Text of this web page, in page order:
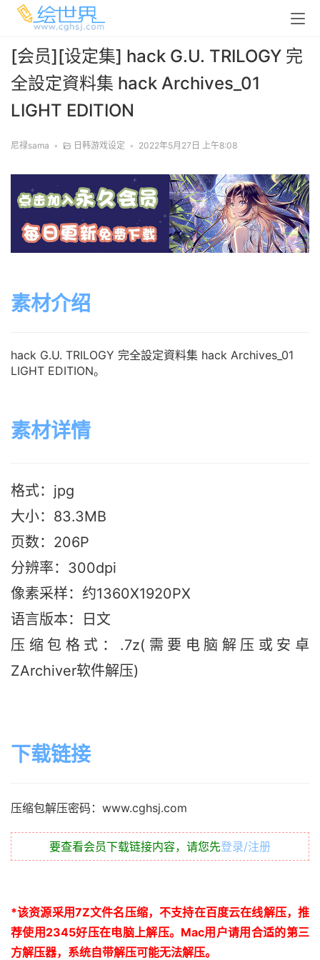
[会员][设定集] hack G.U. TRILOGY 完
全設定資料集 hack Archives_01
LIGHT EDITION
尼禄sama • 日韩游戏设定 • 2022年5月27日 上午8:08
素材介绍
hack G.U. TRILOGY 完全設定資料集 hack Archives_01
LIGHT EDITION。
素材详情
格式：jpg
大小：83.3MB
页数：206P
分辨率：300dpi
像素采样：约1360X1920PX
语言版本：日文
压缩包格式：.7z(需要电脑解压或安卓
ZArchiver软件解压)
下载链接
压缩包解压密码：www.cghsj.com
要查看会员下载链接内容，请您先登录/注册
*该资源采用7Z文件名压缩，不支持在百度云在线解压，推
荐使用2345好压在电脑上解压。 Mac用户请用合适的第三
方解压器，系统自带解压可能无法解压。